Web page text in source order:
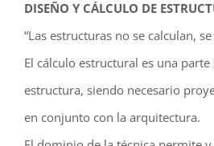
DISEÑO Y CÁLCULO DE
“Las estructuras no se calculan,
El cálculo estructural es una
estructura, siendo necesario
en conjunto con la arquitectura.